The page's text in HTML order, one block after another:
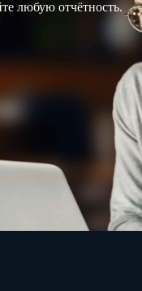
любую отчётность.